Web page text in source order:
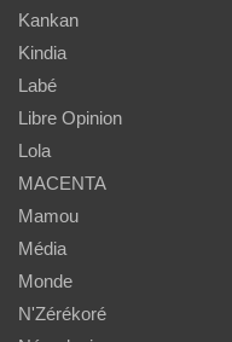
Kankan
Kindia
Labé
Libre Opinion
Lola
MACENTA
Mamou
Média
Monde
N'Zérékoré